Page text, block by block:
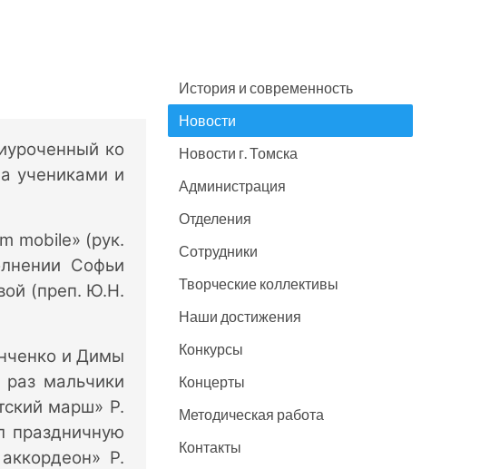
ко
учениками и
mobile» (рук.
Софьи
(преп. Ю.Н.
и Димы
мальчики
марш» Р.
праздничную
Р.
История и современность
Новости
Новости г. Томска
Администрация
Отделения
Сотрудники
Творческие коллективы
Наши достижения
Конкурсы
Концерты
Методическая работа
Контакты